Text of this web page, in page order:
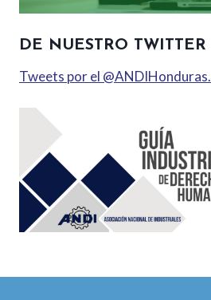
DE NUESTRO TWITTER
Tweets por el @ANDIHonduras.